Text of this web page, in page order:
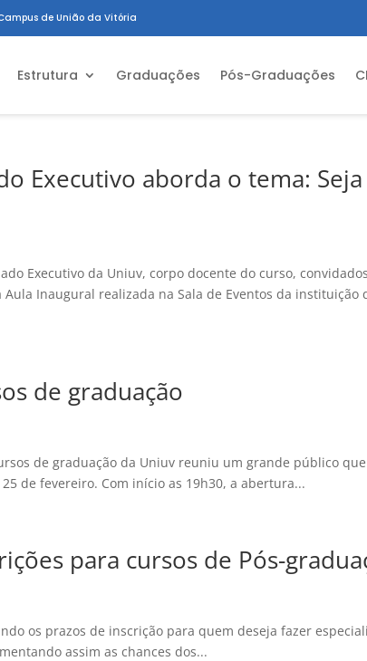
Campus de União da Vitória
Estrutura Graduações Pós-Graduações
Executivo aborda o tema:
Executivo da Uniuv, corpo docente do curso,
Inaugural realizada na Sala de Eventos da instituição
de graduação
de graduação da Uniuv reuniu um grande público
de fevereiro. Com início as 19h30, a abertura...
para cursos de Pós-
os prazos de inscrição para quem deseja fazer
assim as chances dos...